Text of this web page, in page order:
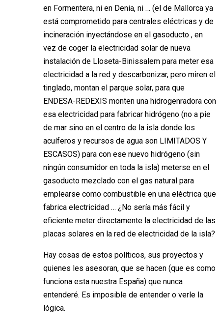
en Formentera, ni en Denia, ni … (el de Mallorca ya
está comprometido para centrales eléctricas y de
incineración inyectándose en el gasoducto , en
vez de coger la electricidad solar de nueva
instalación de Lloseta-Binissalem para meter esa
electricidad a la red y descarbonizar, pero miren el
tinglado, montan el parque solar, para que
ENDESA-REDEXIS monten una hidrogenradora con
esa electricidad para fabricar hidrógeno (no a pie
de mar sino en el centro de la isla donde los
acuíferos y recursos de agua son LIMITADOS Y
ESCASOS) para con ese nuevo hidrógeno (sin
ningún consumidor en toda la isla) meterse en el
gasoducto mezclado con el gas natural para
emplearse como combustible en una eléctrica que
fabrica electricidad … ¿No sería más fácil y
eficiente meter directamente la electricidad de las
placas solares en la red de electricidad de la isla?
Hay cosas de estos políticos, sus proyectos y
quienes les asesoran, que se hacen (que es como
funciona esta nuestra España) que nunca
entenderé. Es imposible de entender o verle la
lógica.